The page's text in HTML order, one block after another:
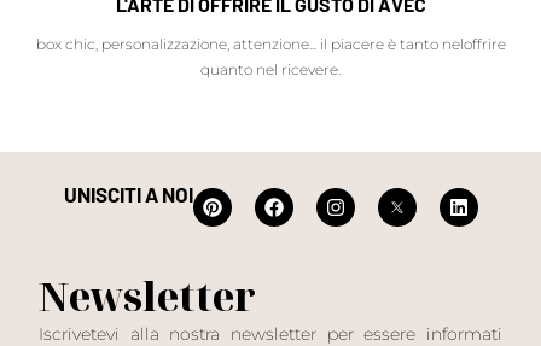
box chic, personalizzazione, attenzione... il piacere è tanto neloffrire
quanto nel ricevere.
UNISCITI A NOI
Newsletter
Iscrivetevi alla nostra newsletter per essere informati